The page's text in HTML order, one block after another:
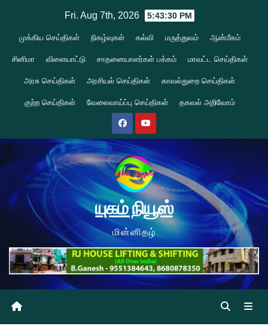
content
Fri. Aug 7th, 2026 5:43:31 PM
முக்கிய செய்திகள் நிகழ்வுகள் கல்வி மருத்துவம் ஆன்மீகம்
சினிமா விளையாட்டு சாதனையாளர்கள் பக்கம் மாவட்ட செய்திகள்
அரசு செய்திகள் அரசியல் செய்திகள் காவல்துறை செய்திகள்
குற்ற செய்திகள் வேலைவாய்ப்பு செய்திகள் தகவல் அறிவோம்
யுகம் நியூஸ்
மின்னிதழ்